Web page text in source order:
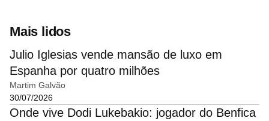
Mais lidos
Julio Iglesias vende mansão de luxo em
Espanha por quatro milhões
Martim Galvão
30/07/2026
Onde vive Dodi Lukebakio: jogador do Benfica